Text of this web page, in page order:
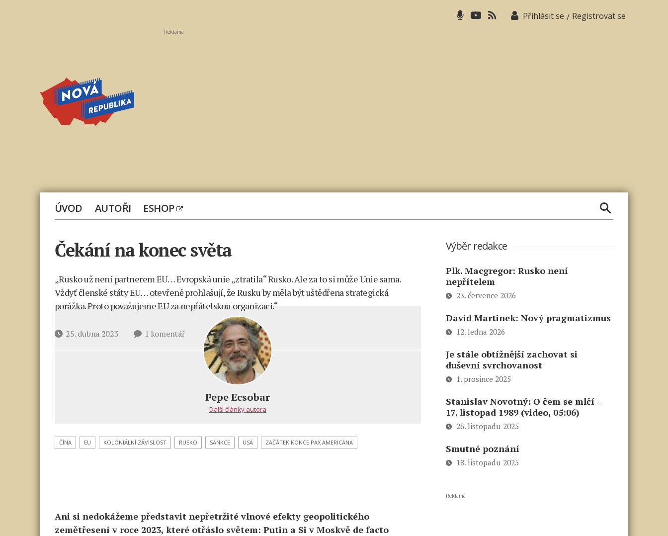
Přihlásit se / Registrovat se
Reklama
ÚVOD AUTOŘI ESHOP
Čekání na konec světa
„Rusko už není partnerem EU… Evropská unie „ztratila“ Rusko. Ale za to si může Unie sama.
Vždyť členské státy EU… otevřeně prohlašují, že Rusku by měla být uštědřena strategická
porážka. Proto považujeme EU za nepřátelskou organizaci.“
Datum25. dubna 2023 1 komentářu
názvem
Pepe Ecsobar
Další články autora
ČÍNA EU KOLONIÁLNÍ ZÁVISLOST RUSKO SANKCE USA ZAČÁTEK KONCE PAX AMERICANA
Ani si nedokážeme představit nepřetržité vlnové efekty geopolitického
zemětřesení v roce 2023, které otřáslo světem: Putin a Si v Moskvě de facto
Výběr redakce
Plk. Macgregor: Rusko není
nepřítelem
23. července 2026
David Martinek: Nový pragmatizmus
12. ledna 2026
Je stále obtížnější zachovat si
duševní svrchovanost
1. prosince 2025
Stanislav Novotný: O čem se mlčí –
17. listopad 1989 (video, 05:06)
26. listopadu 2025
Smutné poznání
18. listopadu 2025
Reklama